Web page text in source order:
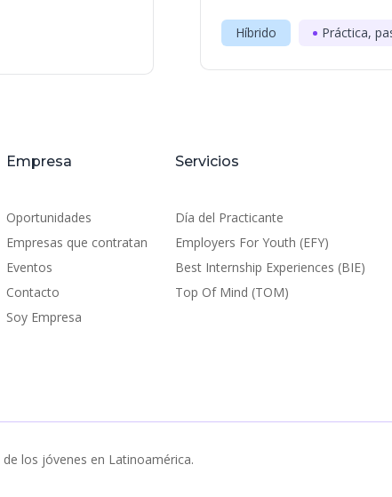
Híbrido Práctica,
Empresa
Oportunidades
Empresas que contratan
Eventos
Contacto
Soy Empresa
Servicios
Día del Practicante
Employers For Youth (EFY)
Best Internship Experiences (BIE)
Top Of Mind (TOM)
los jóvenes en Latinoamérica.